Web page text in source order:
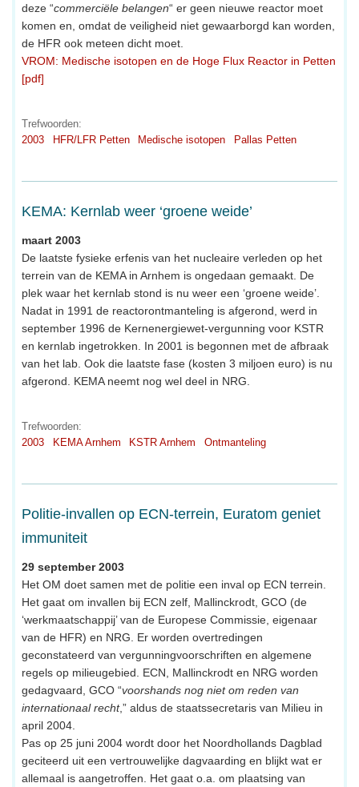
deze “commerciële belangen“ er geen nieuwe reactor moet
komen en, omdat de veiligheid niet gewaarborgd kan worden,
de HFR ook meteen dicht moet.
VROM: Medische isotopen en de Hoge Flux Reactor in Petten
[pdf]
Trefwoorden:
2003
HFR/LFR Petten Medische isotopen Pallas Petten
KEMA: Kernlab weer ‘groene weide’
maart 2003
De laatste fysieke erfenis van het nucleaire verleden op het
terrein van de KEMA in Arnhem is ongedaan gemaakt. De
plek waar het kernlab stond is nu weer een ‘groene weide’.
Nadat in 1991 de reactorontmanteling is afgerond, werd in
september 1996 de Kernenergiewet-vergunning voor KSTR
en kernlab ingetrokken. In 2001 is begonnen met de afbraak
van het lab. Ook die laatste fase (kosten 3 miljoen euro) is nu
afgerond. KEMA neemt nog wel deel in NRG.
Trefwoorden:
2003
KEMA Arnhem KSTR Arnhem Ontmanteling
Politie-invallen op ECN-terrein, Euratom geniet
immuniteit
29 september 2003
Het OM doet samen met de politie een inval op ECN terrein.
Het gaat om invallen bij ECN zelf, Mallinckrodt, GCO (de
‘werkmaatschappij’ van de Europese Commissie, eigenaar
van de HFR) en NRG. Er worden overtredingen
geconstateerd van vergunningvoorschriften en algemene
regels op milieugebied. ECN, Mallinckrodt en NRG worden
gedagvaard, GCO “voorshands nog niet om reden van
internationaal recht,” aldus de staatssecretaris van Milieu in
april 2004.
Pas op 25 juni 2004 wordt door het Noordhollands Dagblad
geciteerd uit een vertrouwelijke dagvaarding en blijkt wat er
allemaal is aangetroffen. Het gaat o.a. om plaatsing van